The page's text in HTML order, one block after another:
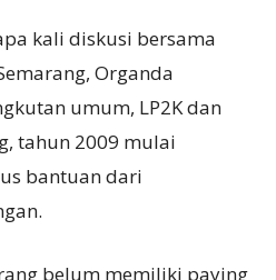
kali diskusi bersama
Organda
umum, LP2K dan
tahun 2009 mulai
bantuan dari
belum memiliki paying